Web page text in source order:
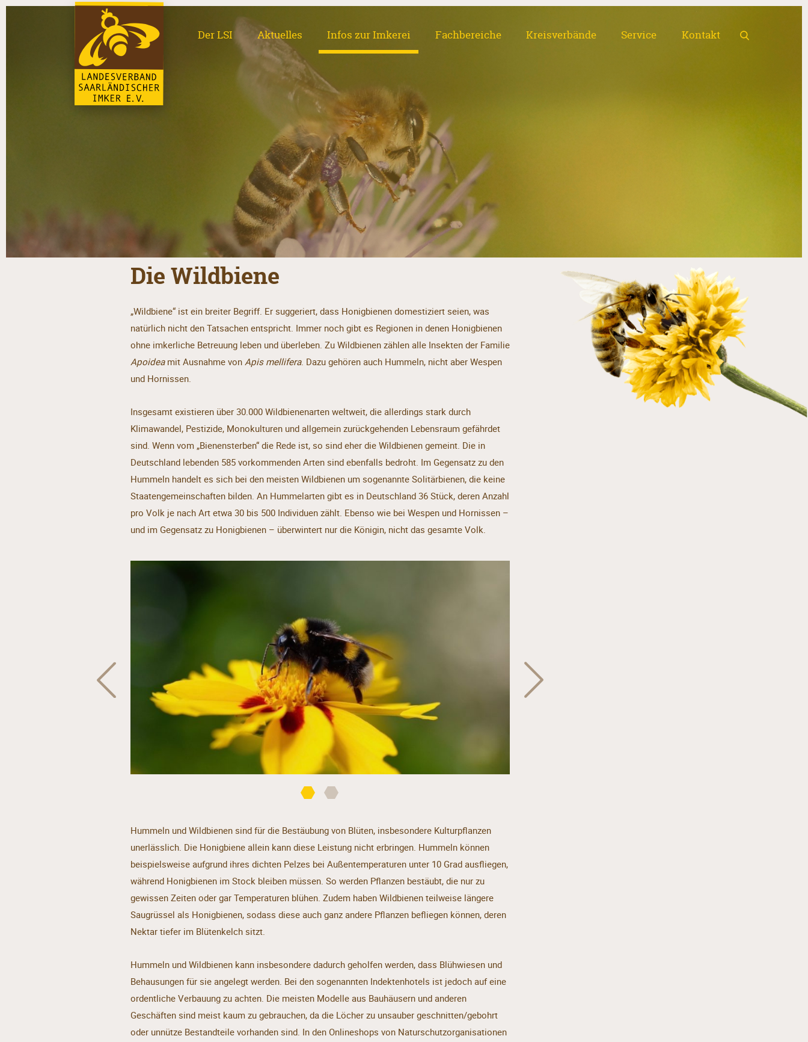
Der LSI Aktuelles Infos zur Imkerei Fachbereiche Kreisverbände Service Kontakt
Die Wildbiene
„Wildbiene“ ist ein breiter Begriff. Er suggeriert, dass Honigbienen domestiziert seien, was
natürlich nicht den Tatsachen entspricht. Immer noch gibt es Regionen in denen Honigbienen
ohne imkerliche Betreuung leben und überleben. Zu Wildbienen zählen alle Insekten der Familie
Apoideamit Ausnahme von Apis mellifera. Dazu gehören auch Hummeln, nicht aber Wespen
und Hornissen.
Insgesamt existieren über 30.000 Wildbienenarten weltweit, die allerdings stark durch
Klimawandel, Pestizide, Monokulturen und allgemein zurückgehenden Lebensraum gefährdet
sind. Wenn vom „Bienensterben“ die Rede ist, so sind eher die Wildbienen gemeint. Die in
Deutschland lebenden 585 vorkommenden Arten sind ebenfalls bedroht. Im Gegensatz zu den
Hummeln handelt es sich bei den meisten Wildbienen um sogenannte Solitärbienen, die keine
Staatengemeinschaften bilden. An Hummelarten gibt es in Deutschland 36 Stück, deren Anzahl
pro Volk je nach Art etwa 30 bis 500 Individuen zählt. Ebenso wie bei Wespen und Hornissen –
und im Gegensatz zu Honigbienen – überwintert nur die Königin, nicht das gesamte Volk.
Hummeln und Wildbienen sind für die Bestäubung von Blüten, insbesondere Kulturpflanzen
unerlässlich. Die Honigbiene allein kann diese Leistung nicht erbringen. Hummeln können
beispielsweise aufgrund ihres dichten Pelzes bei Außentemperaturen unter 10 Grad ausfliegen,
während Honigbienen im Stock bleiben müssen. So werden Pflanzen bestäubt, die nur zu
gewissen Zeiten oder gar Temperaturen blühen. Zudem haben Wildbienen teilweise längere
Saugrüssel als Honigbienen, sodass diese auch ganz andere Pflanzen befliegen können, deren
Nektar tiefer im Blütenkelch sitzt.
Hummeln und Wildbienen kann insbesondere dadurch geholfen werden, dass Blühwiesen und
Behausungen für sie angelegt werden. Bei den sogenannten Indektenhotels ist jedoch auf eine
ordentliche Verbauung zu achten. Die meisten Modelle aus Bauhäusern und anderen
Geschäften sind meist kaum zu gebrauchen, da die Löcher zu unsauber geschnitten/gebohrt
oder unnütze Bestandteile vorhanden sind. In den Onlineshops von Naturschutzorganisationen